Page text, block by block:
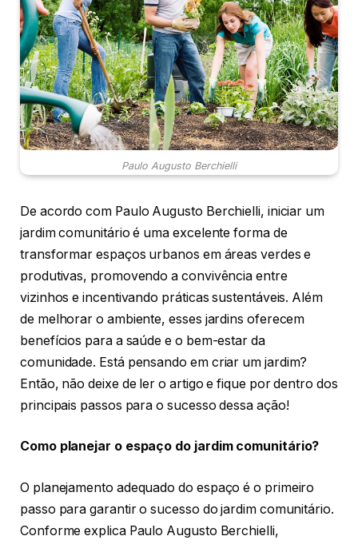
Paulo Augusto Berchielli
De acordo com Paulo Augusto Berchielli, iniciar um
jardim comunitário é uma excelente forma de
transformar espaços urbanos em áreas verdes e
produtivas, promovendo a convivência entre
vizinhos e incentivando práticas sustentáveis. Além
de melhorar o ambiente, esses jardins oferecem
benefícios para a saúde e o bem-estar da
comunidade. Está pensando em criar um jardim?
Então, não deixe de ler o artigo e fique por dentro dos
principais passos para o sucesso dessa ação!
Como planejar o espaço do jardim comunitário?
O planejamento adequado do espaço é o primeiro
passo para garantir o sucesso do jardim comunitário.
Conforme explica Paulo Augusto Berchielli,